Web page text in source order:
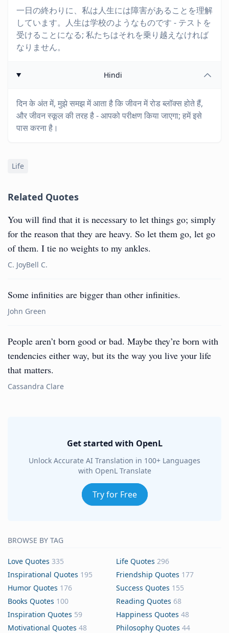
一日の終わりに、私は人生には障害があることを理解
しています。人生は学校のようなものです - テストを
受けることになる; 私たちはそれを乗り越えなければ
なりません。
Hindi
दिन के अंत में, मुझे समझ में आता है कि जीवन में रोड ब्लॉक्स होते हैं,
और जीवन स्कूल की तरह है - आपको परीक्षण किया जाएगा; हमें इसे
पास करना है।
Life
Related Quotes
You will find that it is necessary to let things go; simply
for the reason that they are heavy. So let them go, let go
of them. I tie no weights to my ankles.
C. JoyBell C.
Some infinities are bigger than other infinities.
John Green
People aren’t born good or bad. Maybe they’re born with
tendencies either way, but its the way you live your life
that matters.
Cassandra Clare
Get started with OpenL
Unlock Accurate AI Translation in 100+ Languages
with OpenL Translate
Try for Free
BROWSE BY TAG
Love Quotes 335 Life Quotes 296
Inspirational Quotes 195 Friendship Quotes 177
Humor Quotes 176 Success Quotes 155
Books Quotes 100 Reading Quotes 68
Inspiration Quotes 59 Happiness Quotes 48
Motivational Quotes 48 Philosophy Quotes 44